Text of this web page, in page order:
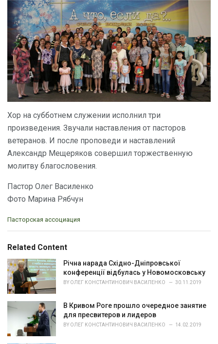
Хор на субботнем служении исполнил три
произведения. Звучали наставления от пасторов
ветеранов. И после проповеди и наставлений
Александр Мещеряков совершил торжественную
молитву благословения.
Пастор Олег Василенко
Фото Марина Рябчун
C
e
o
r
i
e
:
Пасторская ассоциация
Related Content
Річна нарада Східно-Дніпровської
конференції відбулась у Новомосковську
BY ОЛЕГ КОНСТАНТИНОВИЧ ВАСИЛЕНКО 30.11.2019
В Кривом Роге прошло очередное занятие
для пресвитеров и лидеров
BY ОЛЕГ КОНСТАНТИНОВИЧ ВАСИЛЕНКО 14.02.2019